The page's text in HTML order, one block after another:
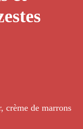
crème de marrons